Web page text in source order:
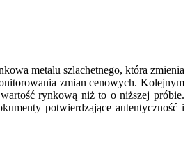
metalu szlachetnego, która zmienia
zmian cenowych. Kolejnym
rynkową niż to o niższej próbie.
potwierdzające autentyczność i